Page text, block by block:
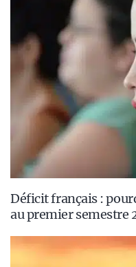
Déficit français :
au premier semestre